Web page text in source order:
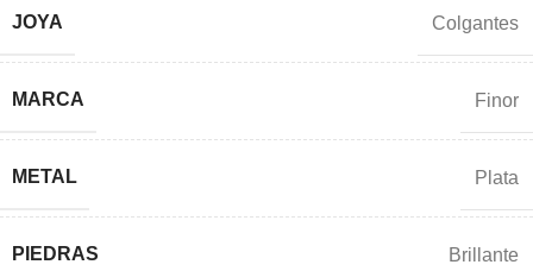
JOYA Colgantes
MARCA Finor
METAL Plata
PIEDRAS Brillante